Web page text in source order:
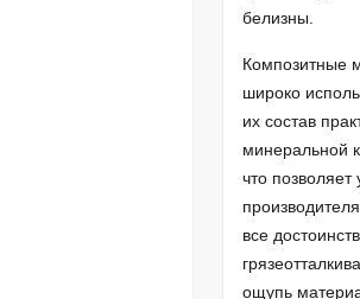
белизны.
Композитные
широко
их состав
минеральной
что
все
ощупь